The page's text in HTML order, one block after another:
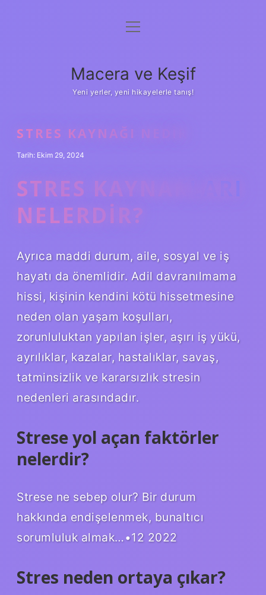
Anasayfa
Yasal Uyarı
menüyü
Macera ve Keşif
Yeni yerler, yeni hikayelerle tanış!
STRES KAYNAĞI NEDIR
Tarih: Ekim 29, 2024
STRES KAYNAKLARI
NELERDIR?
Ayrıca maddi durum, aile, sosyal ve iş
hayatı da önemlidir. Adil davranılmama
hissi, kişinin kendini kötü hissetmesine
neden olan yaşam koşulları,
zorunluluktan yapılan işler, aşırı iş yükü,
ayrılıklar, kazalar, hastalıklar, savaş,
tatminsizlik ve kararsızlık stresin
nedenleri arasındadır.
Strese yol açan faktörler
nelerdir?
Strese ne sebep olur? Bir durum
hakkında endişelenmek, bunaltıcı
sorumluluk almak…•12 2022
Stres neden ortaya çıkar?